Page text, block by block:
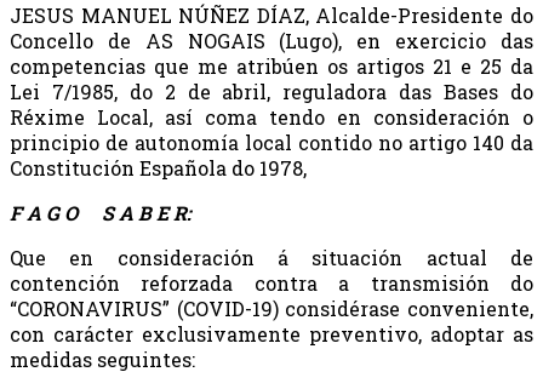
JESUS MANUEL NÚÑEZ DÍAZ, Alcalde-Presidente do
Concello de AS NOGAIS (Lugo), en exercicio das
competencias que me atribúen os artigos 21 e 25 da
Lei 7/1985, do 2 de abril, reguladora das Bases do
Réxime Local, así coma tendo en consideración o
principio de autonomía local contido no artigo 140 da
Constitución Española do 1978,
F A G O S A B E R:
Que en consideración á situación actual de
contención reforzada contra a transmisión do
“CORONAVIRUS” (COVID-19) considérase conveniente,
con carácter exclusivamente preventivo, adoptar as
medidas seguintes: